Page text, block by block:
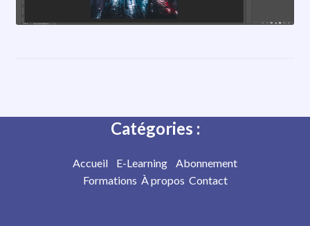
Catégories :
Accueil E-Learning
Abonnement
Formations À propos Contact